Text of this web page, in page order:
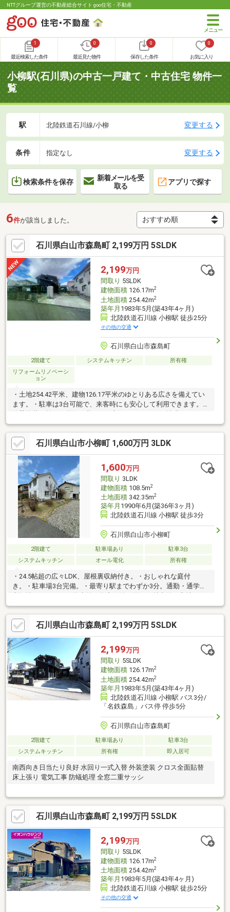
NTTグループ運営の不動産総合サイト goo住宅・不動産
1
最近検索した条件
0
最近見た物件
0
保存した条件
0
お気に入り
小柳駅(石川県)の中古一戸建て・中古住宅 物件一
覧
駅 北陸鉄道石川線/小柳 変更する
条件 指定なし 変更する
検索条件を保存
新着メールを受
取る
アプリで探す
6件が該当しました。
石川県白山市森島町 2,199万円 5SLDK
2,199万円
間取り 5SLDK
建物面積126.17m2
土地面積254.42m2
築年月 1983年5月(築43年4ヶ月)
北陸鉄道石川線 小柳駅 徒歩25分
その他の交通
石川県白山市森島町
2階建て システムキッチン
所有権
リフォームリノベーシ
ョン
・土地254.42平米、建物126.17平米のゆとりある広さを備えてい
ます。・駐車は3台可能で、来客時にも安心して利用できます。・
LDKは開放感があり、ご家族団らんの場に最適です。・キッチン
や浴室などの水回り設備はすべて新品に交換済みです。・和室を
洋室へ変更し、内装も全面的にリニューアルしています。・5LDK
の間取りで、子育て世帯や在宅ワークにも適しています。・静か
な住環境で、快適な暮らしが可能です。
石川県白山市小柳町 1,600万円 3LDK
1,600万円
間取り 3LDK
建物面積108.5m2
土地面積342.35m2
築年月 1990年6月(築36年3ヶ月)
北陸鉄道石川線 小柳駅 徒歩3分
石川県白山市小柳町
2階建て 駐車場あり
駐車3台
システムキッチン
オール電化 所有権
・24.5帖超の広々LDK、屋根裏収納付き。・おしゃれな庭付
き。・駐車場3台完備。・最寄り駅までわずか3分。通勤・通学の
す。・駅近でありながら、喧騒を離れた閑静な住宅街に位置して
います。小さなお子様がいるご家庭や、静かな環境で過ごしたい
方にも最適です。・春には敷地内の桜が満開に。※記載内容と現
況が異なる場合は現況優先とさせていただきます。※本物件は現
状有姿での販売となります。建物・設備の状態については現地に
てご確認ください。 ※売主負担にて植栽剪定・残置物撤去後のお
引き渡しとなります。
石川県白山市森島町 2,199万円 5SLDK
2,199万円
間取り 5SLDK
建物面積126.17m2
土地面積254.42m2
築年月 1983年5月(築43年4ヶ月)
北陸鉄道石川線 小柳駅 バス3分/
「名鉄森島」バス停 停歩5分
石川県白山市森島町
2階建て 駐車場あり
駐車3台
システムキッチン
所有権 即入居可
南西向き日当たり良好 水回り一式入替 外装塗装 クロス全面貼替
床上張り 電気工事 防蟻処理 全窓二重サッシ
石川県白山市森島町 2,199万円 5SLDK
2,199万円
間取り 5SLDK
建物面積126.17m2
土地面積254.42m2
築年月 1983年5月(築43年4ヶ月)
北陸鉄道石川線 小柳駅 徒歩25分
その他の交通